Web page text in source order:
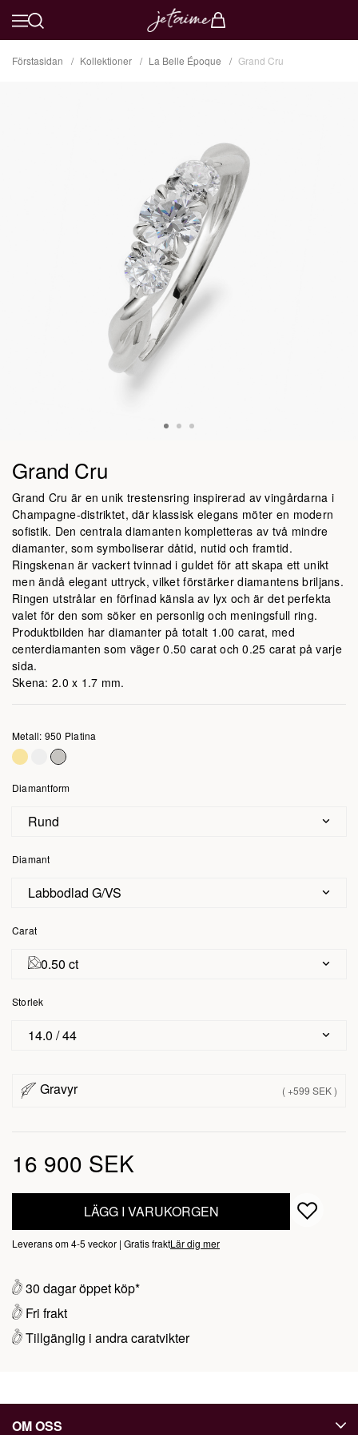
Förstasidan Kollektioner La Belle Époque Grand Cru
Grand Cru
Grand Cru är en unik trestensring inspirerad av vingårdarna i
Champagne-distriktet, där klassisk elegans möter en modern
sofistik. Den centrala diamanten kompletteras av två mindre
diamanter, som symboliserar dåtid, nutid och framtid.
Ringskenan är vackert tvinnad i guldet för att skapa ett unikt
men ändå elegant uttryck, vilket förstärker diamantens briljans.
Ringen utstrålar en förfinad känsla av lyx och är det perfekta
valet för den som söker en personlig och meningsfull ring.
Produktbilden har diamanter på totalt 1.00 carat, med
centerdiamanten som väger 0.50 carat och 0.25 carat på varje
sida.
Skena: 2.0 x 1.7 mm.
Metall: 950 Platina
Diamantform
Rund
Diamant
Labbodlad G/VS
Carat
0.50 ct
Storlek
14.0 / 44
Gravyr ( +599 SEK )
16 900 SEK
LÄGG I VARUKORGEN
Leverans om 4-5 veckor | Gratis fraktLär dig mer
30 dagar öppet köp*
Fri frakt
Tillgänglig i andra caratvikter
OM OSS